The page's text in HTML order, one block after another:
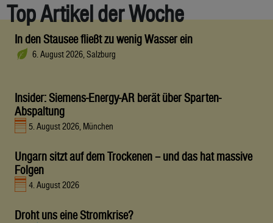
Top Artikel der Woche
In den Stausee fließt zu wenig Wasser ein
6. August 2026, Salzburg
Insider: Siemens-Energy-AR berät über Sparten-
Abspaltung
5. August 2026, München
Ungarn sitzt auf dem Trockenen – und das hat massive
Folgen
4. August 2026
Droht uns eine Stromkrise?